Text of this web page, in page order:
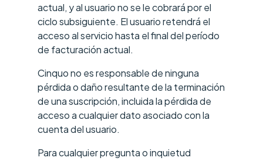
actual, y al usuario no se le cobrará por el
ciclo subsiguiente. El usuario retendrá el
acceso al servicio hasta el final del período
de facturación actual.
Cinquo no es responsable de ninguna
pérdida o daño resultante de la terminación
de una suscripción, incluida la pérdida de
acceso a cualquier dato asociado con la
cuenta del usuario.
Para cualquier pregunta o inquietud